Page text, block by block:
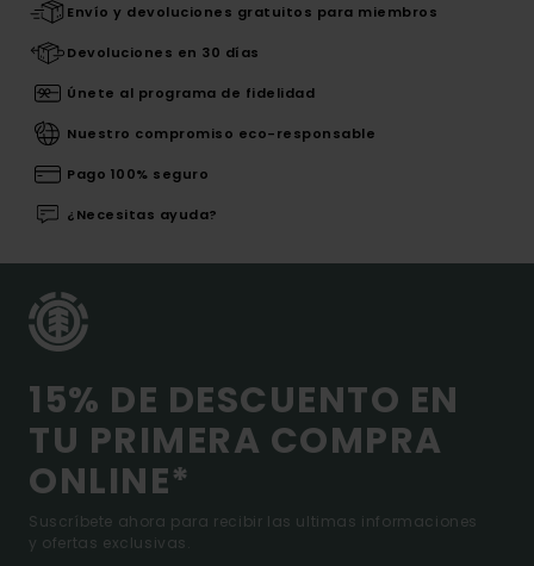
Envío y devoluciones gratuitos para miembros
Devoluciones en 30 días
Únete al programa de fidelidad
Nuestro compromiso eco-responsable
Pago 100% seguro
¿Necesitas ayuda?
15% DE DESCUENTO EN
TU PRIMERA COMPRA
ONLINE*
Suscríbete ahora para recibir las ultimas informaciones
y ofertas exclusivas.